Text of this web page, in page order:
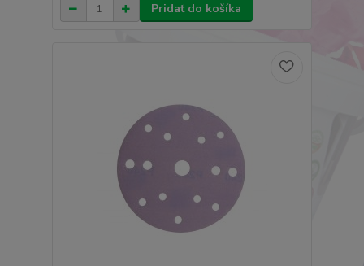
Pridať do košíka